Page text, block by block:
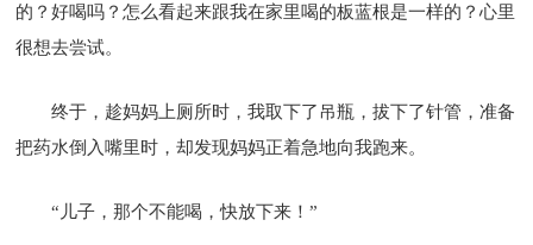
的？好喝吗？怎么看起来跟我在家里喝的板蓝根是一样的？心里
很想去尝试。
终于，趁妈妈上厕所时，我取下了吊瓶，拔下了针管，准备
把药水倒入嘴里时，却发现妈妈正着急地向我跑来。
“儿子，那个不能喝，快放下来！”